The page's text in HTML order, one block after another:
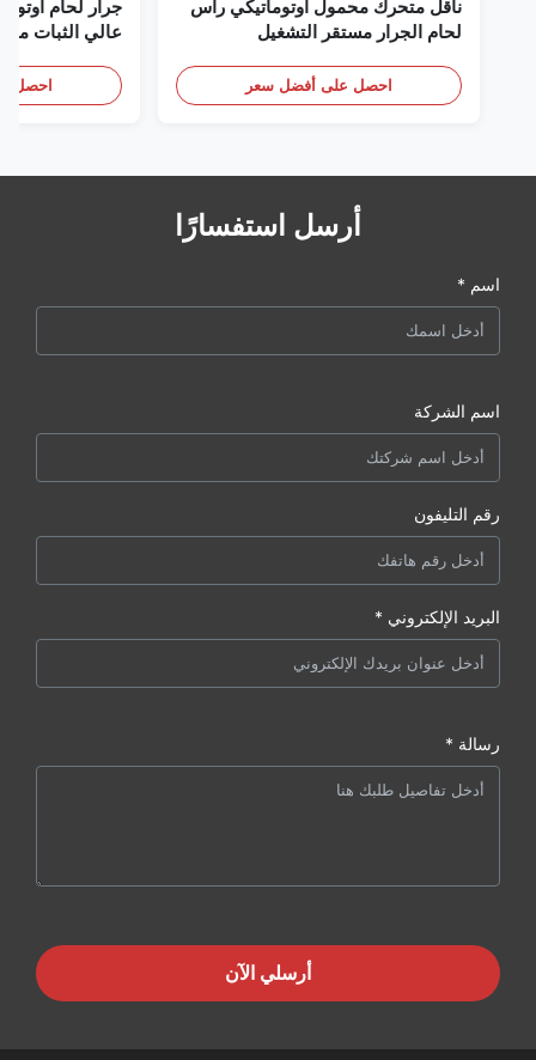
ناقل متحرك محمول أوتوماتيكي رأس
لحام الجرار مستقر التشغيل
احصل على أفضل سعر
جرار لحام
عالي الثبات
احصل
أرسل استفسارًا
اسم *
اسم الشركة
رقم التليفون
البريد الإلكتروني *
رسالة *
أرسلي الآن